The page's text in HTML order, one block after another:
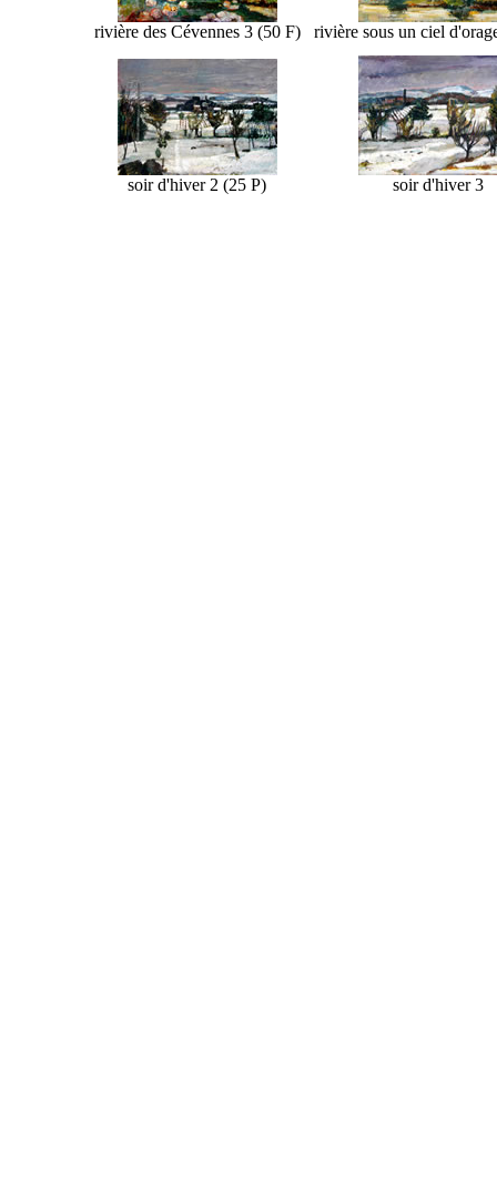
rivière des Cévennes 3 (50 F) rivière sous un ciel
soir d'hiver 2 (25 P) soir d'hiver 3